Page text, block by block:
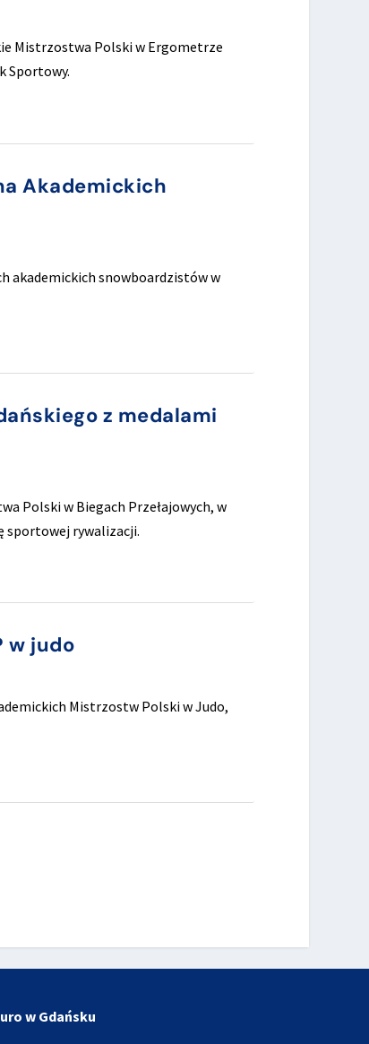
Mistrzostwa Polski w Ergometrze
Sportowy.
Akademickich
akademickich snowboardzistów w
z medalami
Polski w Biegach Przełajowych, w
sportowej rywalizacji.
w judo
Mistrzostw Polski w Judo,
w Gdańsku